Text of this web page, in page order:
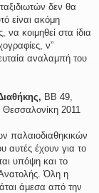
δεν θα
είναι ακόμη
κοιμηθεί στα ίδια
ν”
αναλαμπή του
ΒΒ 49,
2011
παλαιοδιαθηκικών
αυτές έχουν για το
υπόψη και το
Όλη η
άμεσα από την